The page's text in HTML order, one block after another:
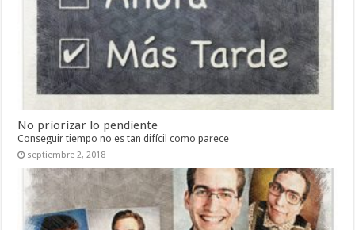
No priorizar lo pendiente
Conseguir tiempo no es tan difícil como parece
septiembre 2, 2018